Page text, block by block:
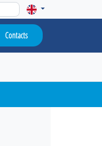
Contacts
No